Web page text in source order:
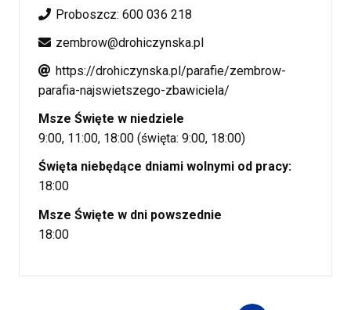
Proboszcz: 600 036 218
zembrow@drohiczynska.pl
https://drohiczynska.pl/parafie/zembrow-
parafia-najswietszego-zbawiciela/
Msze Święte w niedziele
9:00, 11:00, 18:00 (święta: 9:00, 18:00)
Święta niebędące dniami wolnymi od pracy:
18:00
Msze Święte w dni powszednie
18:00